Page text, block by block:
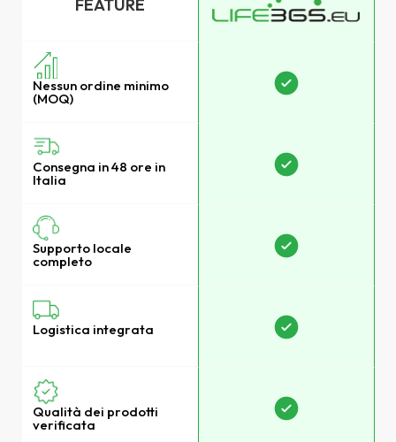
FEATURE
Nessun ordine minimo
(MOQ)
Consegna in 48 ore in
Italia
Supporto locale
completo
Logistica integrata
Qualità dei prodotti
verificata